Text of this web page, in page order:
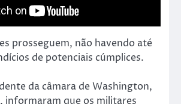
prosseguem, não havendo até
de potenciais cúmplices.
da câmara de Washington,
informaram que os militares